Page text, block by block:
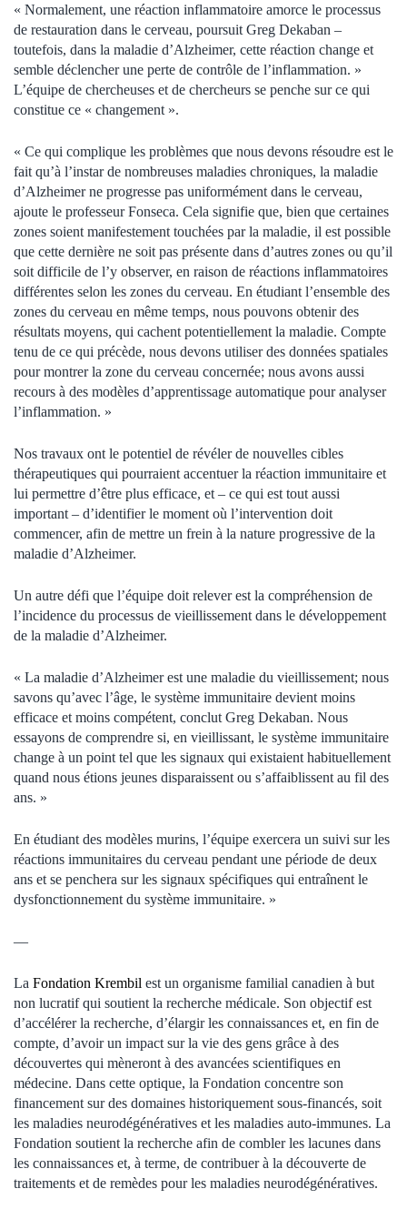
« Normalement, une réaction inflammatoire amorce le processus
de restauration dans le cerveau, poursuit Greg Dekaban –
toutefois, dans la maladie d’Alzheimer, cette réaction change et
semble déclencher une perte de contrôle de l’inflammation. »
L’équipe de chercheuses et de chercheurs se penche sur ce qui
constitue ce « changement ».
« Ce qui complique les problèmes que nous devons résoudre est le
fait qu’à l’instar de nombreuses maladies chroniques, la maladie
d’Alzheimer ne progresse pas uniformément dans le cerveau,
ajoute le professeur Fonseca. Cela signifie que, bien que certaines
zones soient manifestement touchées par la maladie, il est possible
que cette dernière ne soit pas présente dans d’autres zones ou qu’il
soit difficile de l’y observer, en raison de réactions inflammatoires
différentes selon les zones du cerveau. En étudiant l’ensemble des
zones du cerveau en même temps, nous pouvons obtenir des
résultats moyens, qui cachent potentiellement la maladie. Compte
tenu de ce qui précède, nous devons utiliser des données spatiales
pour montrer la zone du cerveau concernée; nous avons aussi
recours à des modèles d’apprentissage automatique pour analyser
l’inflammation. »
Nos travaux ont le potentiel de révéler de nouvelles cibles
thérapeutiques qui pourraient accentuer la réaction immunitaire et
lui permettre d’être plus efficace, et – ce qui est tout aussi
important – d’identifier le moment où l’intervention doit
commencer, afin de mettre un frein à la nature progressive de la
maladie d’Alzheimer.
Un autre défi que l’équipe doit relever est la compréhension de
l’incidence du processus de vieillissement dans le développement
de la maladie d’Alzheimer.
« La maladie d’Alzheimer est une maladie du vieillissement; nous
savons qu’avec l’âge, le système immunitaire devient moins
efficace et moins compétent, conclut Greg Dekaban. Nous
essayons de comprendre si, en vieillissant, le système immunitaire
change à un point tel que les signaux qui existaient habituellement
quand nous étions jeunes disparaissent ou s’affaiblissent au fil des
ans. »
En étudiant des modèles murins, l’équipe exercera un suivi sur les
réactions immunitaires du cerveau pendant une période de deux
ans et se penchera sur les signaux spécifiques qui entraînent le
dysfonctionnement du système immunitaire. »
—
La Fondation Krembil est un organisme familial canadien à but
non lucratif qui soutient la recherche médicale. Son objectif est
d’accélérer la recherche, d’élargir les connaissances et, en fin de
compte, d’avoir un impact sur la vie des gens grâce à des
découvertes qui mèneront à des avancées scientifiques en
médecine. Dans cette optique, la Fondation concentre son
financement sur des domaines historiquement sous-financés, soit
les maladies neurodégénératives et les maladies auto-immunes. La
Fondation soutient la recherche afin de combler les lacunes dans
les connaissances et, à terme, de contribuer à la découverte de
traitements et de remèdes pour les maladies neurodégénératives.